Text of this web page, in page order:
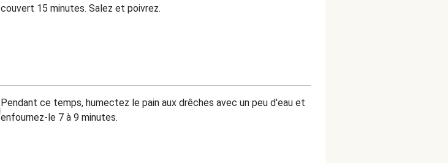
couvert 15 minutes. Salez et poivrez.
Pendant ce temps, humectez le pain aux drêches avec un peu d'eau et
enfournez-le 7 à 9 minutes.